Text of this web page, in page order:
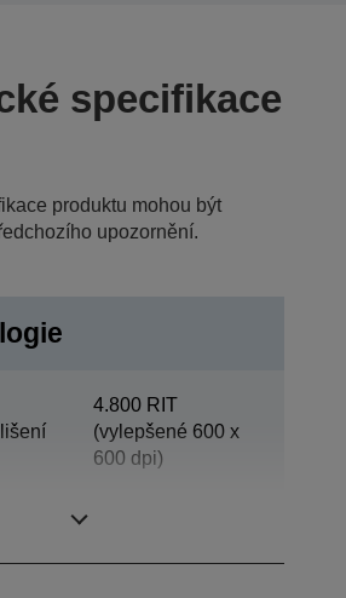
specifikace
produktu mohou být
upozornění.
4.800 RIT
(vylepšené 600 x
600 dpi)